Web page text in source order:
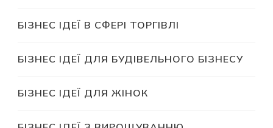
БІЗНЕС ІДЕЇ В СФЕРІ ТОРГІВЛІ
БІЗНЕС ІДЕЇ ДЛЯ БУДІВЕЛЬНОГО БІЗНЕСУ
БІЗНЕС ІДЕЇ ДЛЯ ЖІНОК